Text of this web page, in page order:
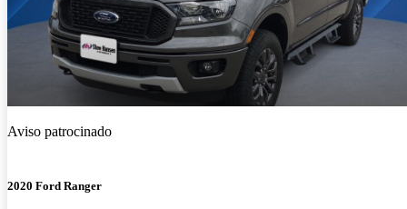
Aviso patrocinado
2020 Ford Ranger